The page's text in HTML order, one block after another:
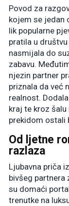
Povod za
kojem se jedan
lik popularne
pratila u
nasmijala do
zabavu.
njezin partner
priznala da već
realnost.
kraj te kroz
prekidom ostali
Od ljetne
razlaza
Ljubavna priča
bivšeg partnera
su domaći
trenutke na